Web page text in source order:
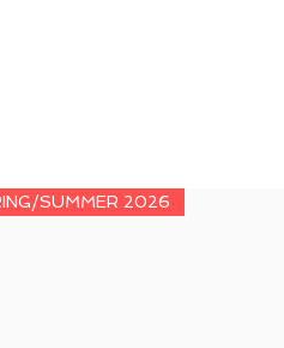
SUMMER 2026